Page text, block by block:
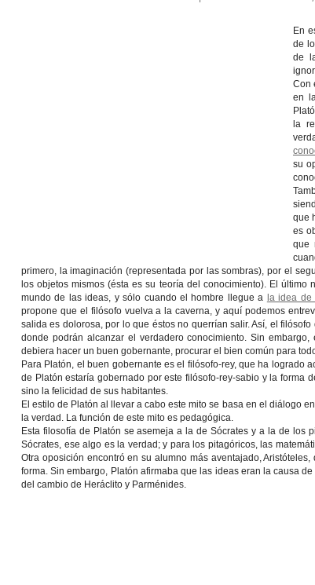
En
de
de
Con
en
la
su
que
es
que
primero, la imaginación (representada por las sombras), por el
los objetos mismos (ésta es su teoría del conocimiento). El
mundo de las ideas, y sólo cuando el hombre llegue a la idea de
propone que el filósofo vuelva a la caverna, y aquí podemos
salida es dolorosa, por lo que éstos no querrían salir. Así, el
donde podrán alcanzar el verdadero conocimiento. Sin
debiera hacer un buen gobernante, procurar el bien común para
Para Platón, el buen gobernante es el filósofo-rey, que ha logrado
de Platón estaría gobernado por este filósofo-rey-sabio y la forma
sino la felicidad de sus habitantes.
El estilo de Platón al llevar a cabo este mito se basa en el diálogo
la verdad. La función de este mito es pedagógica.
Esta filosofía de Platón se asemeja a la deSócrates y a la de los
Sócrates, ese algo es la verdad; y para los pitagóricos, las
Otra oposición encontró en su alumno más aventajado,Aristóteles,
forma. Sin embargo, Platón afirmaba que las ideas eran la causa
del cambio de Heráclito y Parménides.